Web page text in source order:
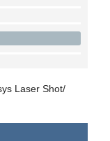
Laser Shot/